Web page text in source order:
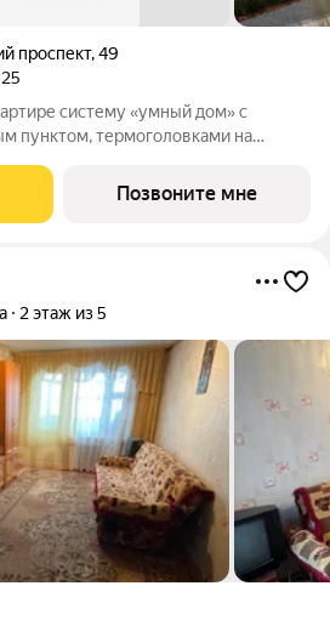
проспект,49
систему «умный дом» с
пунктом, термоголовками на
воздуха в каждой комнате,
через мобильное
Позвоните мне
2 этаж из 5